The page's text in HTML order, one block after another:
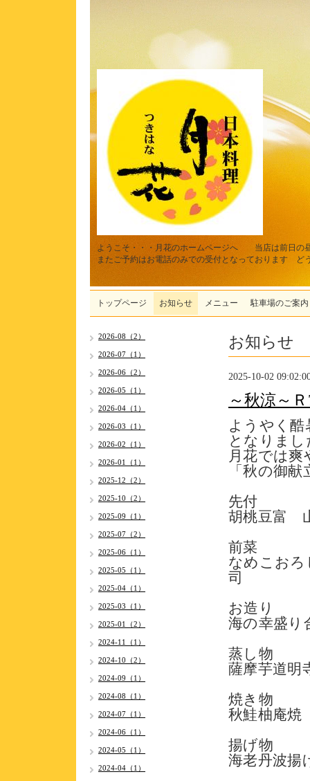
ようこそ・・・月花のホームページへ 当店は前日の
またご予約はお電話のみでの受付となっております ど
トップページ お知らせ メニュー 駐車場のご案内
お知らせ
2025-10-02
～秋涼～
ようやく酷
となりまし
月花では
「秋の御
先
胡桃豆富
前
なめこお
司
お造
海の幸盛
蒸し
薩摩芋道
焼き
秋鮭柚庵
揚げ
海老丹波
2026-08（2）
2026-07（1）
2026-06（2）
2026-05（1）
2026-04（1）
2026-03（1）
2026-02（1）
2026-01（1）
2025-12（2）
2025-10（2）
2025-09（1）
2025-07（2）
2025-06（1）
2025-05（1）
2025-04（1）
2025-03（1）
2025-01（2）
2024-11（1）
2024-10（2）
2024-09（1）
2024-08（1）
2024-07（1）
2024-06（1）
2024-05（1）
2024-04（1）